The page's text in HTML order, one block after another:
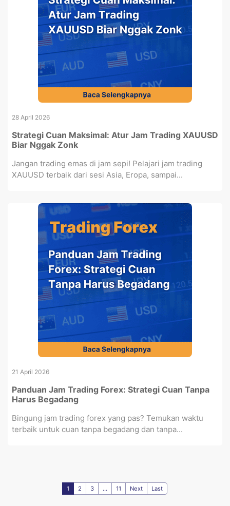
28 April 2026
Strategi Cuan Maksimal: Atur Jam Trading XAUUSD
Biar Nggak Zonk
Jangan trading emas di jam sepi! Pelajari jam trading
XAUUSD terbaik dari sesi Asia, Eropa, sampai...
21 April 2026
Panduan Jam Trading Forex: Strategi Cuan Tanpa
Harus Begadang
Bingung jam trading forex yang pas? Temukan waktu
terbaik untuk cuan tanpa begadang dan tanpa...
1 2 3 ... 11 Next Last